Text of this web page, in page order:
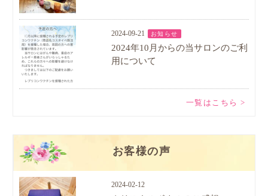
2024-09-21 お知らせ
2024年10月からの当サロンのご利
用について
一覧はこちら >
お客様の声
2024-02-12